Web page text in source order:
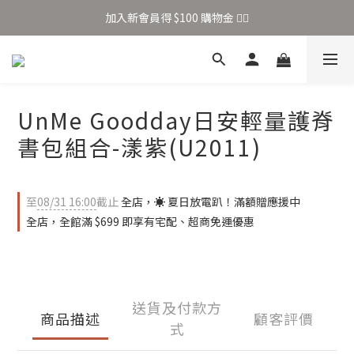
加入新會員得 $100 購物金 👉🏻
加入新會員得 $100 購物金 👉🏻
全站滿 $699 享免運
UnMe Goodday日安輕量護脊
書包組合-漾紫(U2011)
至08/31 16:00截止全店，☀️ 夏日放電趴！滿額贈應援中
全店，全館滿 $699 即享有宅配、超商免運優惠
商品描述
送貨及付款方
式
顧客評價